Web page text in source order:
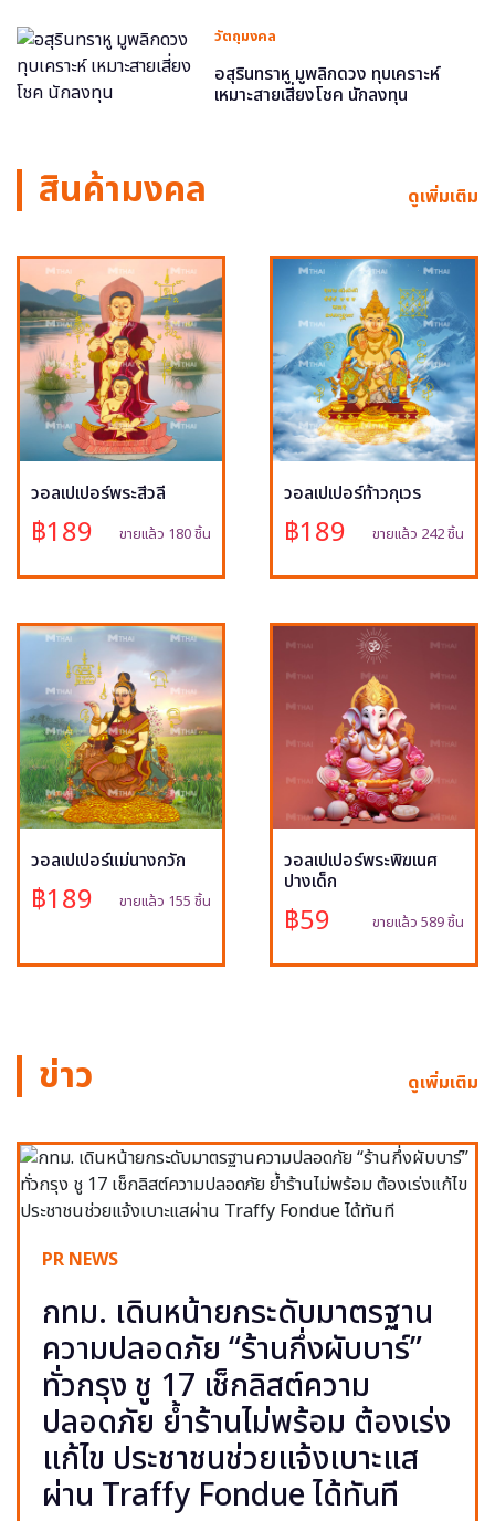
วัตถุมงคล
อสุรินทราหู มูพลิกดวง ทุบเคราะห์
เหมาะสายเสี่ยงโชค นักลงทุน
สินค้ามงคล ดูเพิ่มเติม
วอลเปเปอร์พระสีวลี
฿189 ขายแล้ว 180 ชิ้น
วอลเปเปอร์ท้าวกุเวร
฿189 ขายแล้ว 242 ชิ้น
วอลเปเปอร์แม่นางกวัก
฿189 ขายแล้ว 155 ชิ้น
วอลเปเปอร์พระพิฆเนศ
ปางเด็ก
฿59 ขายแล้ว 589 ชิ้น
ข่าว ดูเพิ่มเติม
PR NEWS
กทม. เดินหน้ายกระดับมาตรฐาน
ความปลอดภัย “ร้านกึ่งผับบาร์”
ทั่วกรุง ชู 17 เช็กลิสต์ความ
ปลอดภัย ย้ำร้านไม่พร้อม ต้องเร่ง
แก้ไข ประชาชนช่วยแจ้งเบาะแส
ผ่าน Traffy Fondue ได้ทันที